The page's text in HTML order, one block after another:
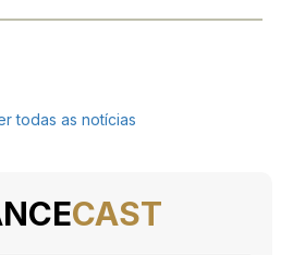
todas as notícias
CAST